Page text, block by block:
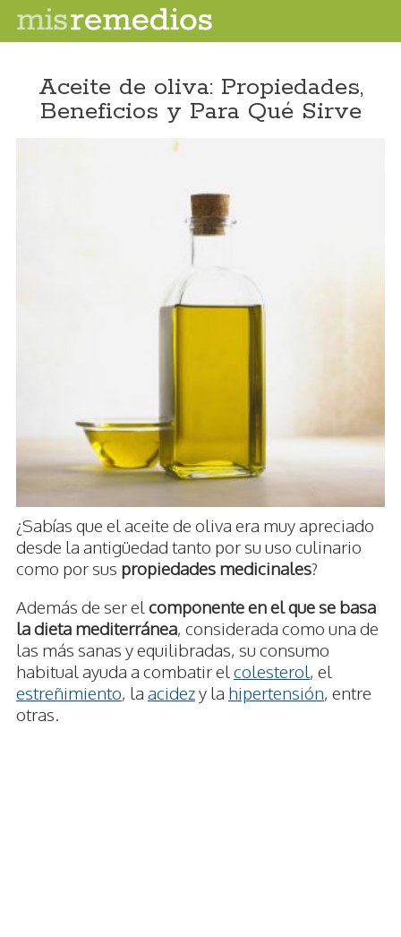
Aceite de oliva: Propiedades,
Beneficios y Para Qué Sirve
¿Sabías que el aceite de oliva era muy apreciado
desde la antigüedad tanto por su uso culinario
como por sus propiedades medicinales?
Además de ser el componente en el que se basa
la dieta mediterránea, considerada como una de
las más sanas y equilibradas, su consumo
habitual ayuda a combatir el colesterol, el
estreñimiento, la acidezy la hipertensión, entre
otras.